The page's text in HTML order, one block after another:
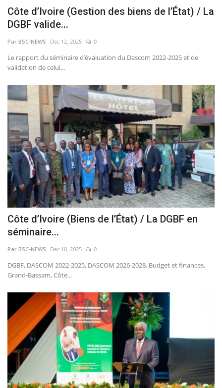
Côte d’Ivoire (Gestion des biens de l’État) / La
DGBF valide...
Par BSC-NEWS Dec 12, 2025 0
Le rapport du séminaire d’évaluation du Dascom 2022-2025 et de
validation de celui...
Côte d’Ivoire (Biens de l’État) / La DGBF en
séminaire...
Par BSC-NEWS Dec 10, 2025 0
DGBF, DASCOM 2022-2025, DASCOM 2026-2028, Budget et finances,
Grand-Bassam, Côte...